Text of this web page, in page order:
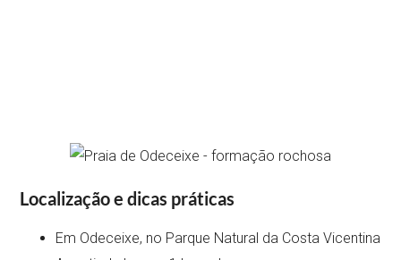
Localização e dicas práticas
Em Odeceixe, no Parque Natural da Costa Vicentina